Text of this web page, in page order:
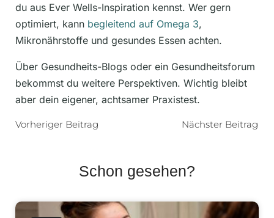
du aus Ever Wells-Inspiration kennst. Wer gern
optimiert, kann begleitend auf Omega 3,
Mikronährstoffe und gesundes Essen achten.
Über Gesundheits-Blogs oder ein Gesundheitsforum
bekommst du weitere Perspektiven. Wichtig bleibt
aber dein eigener, achtsamer Praxistest.
Vorheriger Beitrag Nächster Beitrag
Schon gesehen?